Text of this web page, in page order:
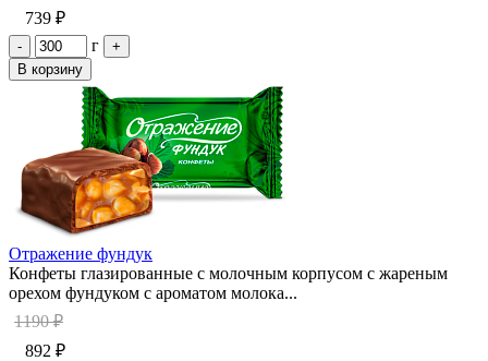
739 ₽
- г
+
В корзину
Отражение фундук
Конфеты глазированные с молочным корпусом с жареным
орехом фундуком с ароматом молока...
1190 ₽
892 ₽